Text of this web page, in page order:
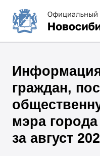
граждан,
мэра
за август